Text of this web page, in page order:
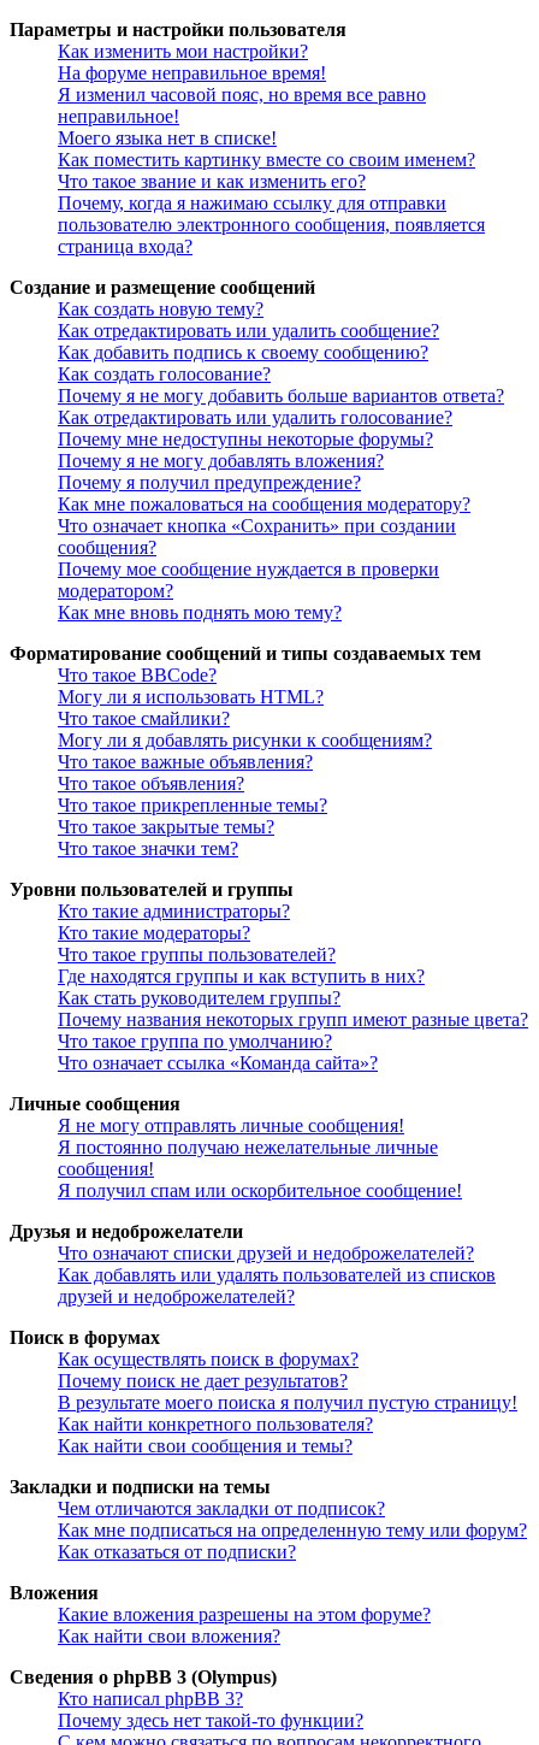
Параметры и настройки пользователя
Как изменить мои настройки?
На форуме неправильное время!
Я изменил часовой пояс, но время все равно
неправильное!
Моего языка нет в списке!
Как поместить картинку вместе со своим именем?
Что такое звание и как изменить его?
Почему, когда я нажимаю ссылку для отправки
пользователю электронного сообщения, появляется
страница входа?
Создание и размещение сообщений
Как создать новую тему?
Как отредактировать или удалить сообщение?
Как добавить подпись к своему сообщению?
Как создать голосование?
Почему я не могу добавить больше вариантов ответа?
Как отредактировать или удалить голосование?
Почему мне недоступны некоторые форумы?
Почему я не могу добавлять вложения?
Почему я получил предупреждение?
Как мне пожаловаться на сообщения модератору?
Что означает кнопка «Сохранить» при создании
сообщения?
Почему мое сообщение нуждается в проверки
модератором?
Как мне вновь поднять мою тему?
Форматирование сообщений и типы создаваемых тем
Что такое BBCode?
Могу ли я использовать HTML?
Что такое смайлики?
Могу ли я добавлять рисунки к сообщениям?
Что такое важные объявления?
Что такое объявления?
Что такое прикрепленные темы?
Что такое закрытые темы?
Что такое значки тем?
Уровни пользователей и группы
Кто такие администраторы?
Кто такие модераторы?
Что такое группы пользователей?
Где находятся группы и как вступить в них?
Как стать руководителем группы?
Почему названия некоторых групп имеют разные цвета?
Что такое группа по умолчанию?
Что означает ссылка «Команда сайта»?
Личные сообщения
Я не могу отправлять личные сообщения!
Я постоянно получаю нежелательные личные
сообщения!
Я получил спам или оскорбительное сообщение!
Друзья и недоброжелатели
Что означают списки друзей и недоброжелателей?
Как добавлять или удалять пользователей из списков
друзей и недоброжелателей?
Поиск в форумах
Как осуществлять поиск в форумах?
Почему поиск не дает результатов?
В результате моего поиска я получил пустую страницу!
Как найти конкретного пользователя?
Как найти свои сообщения и темы?
Закладки и подписки на темы
Чем отличаются закладки от подписок?
Как мне подписаться на определенную тему или форум?
Как отказаться от подписки?
Вложения
Какие вложения разрешены на этом форуме?
Как найти свои вложения?
Сведения о phpBB 3 (Olympus)
Кто написал phpBB 3?
Почему здесь нет такой-то функции?